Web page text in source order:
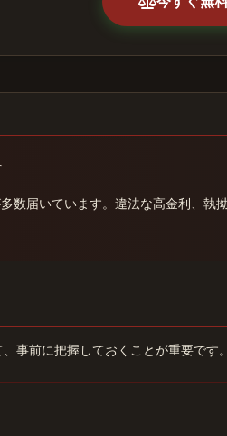
数届いています。違法な高金利、
事前に把握しておくことが重要です。